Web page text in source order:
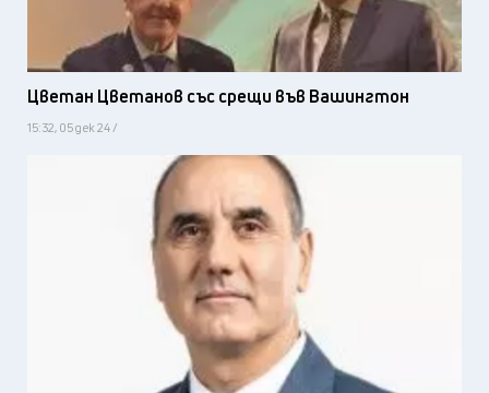
Цветан Цветанов със срещи във Вашингтон
15:32, 05 дек 24 /